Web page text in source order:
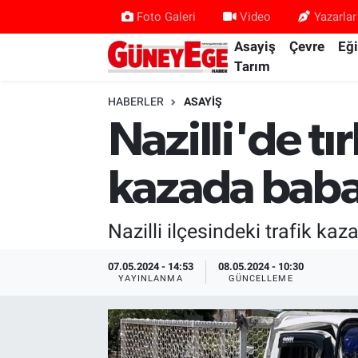
Foto Galeri Video Yazarlar
Asayiş Çevre
Tarım
HABERLER ASAYIŞ
Nazilli'de
kazada
Nazilli ilçesindeki trafik
07.05.2024 - 14:53
YAYINLANMA
08.05.2024 - 10:30
GÜNCELLEME
Kültür Sanat
İstanbul Hava Durumu
İstanbul Trafik Yoğunluk Haritası
Süper Lig Puan Durumu ve Fikstür
Tüm Manşetler
Son Dakika Haberleri
Haber Arşivi